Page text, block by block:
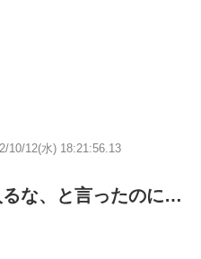
10/12(水) 18:21:56.13
な、と言ったのに…